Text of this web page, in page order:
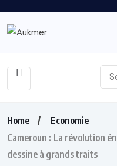
Home
Economie
Cameroun : La révolution
dessine à grands traits